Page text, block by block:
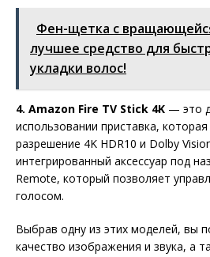
Фен-щетка с
лучшее средство для
укладки волос!
4. Amazon Fire TV Stick 4K — это
использовании приставка,
разрешение 4K HDR10 и Dolby
интегрированный аксессуар под
Remote, который позволяет
голосом.
Выбрав одну из этих моделей, вы
качество изображения и звука, а